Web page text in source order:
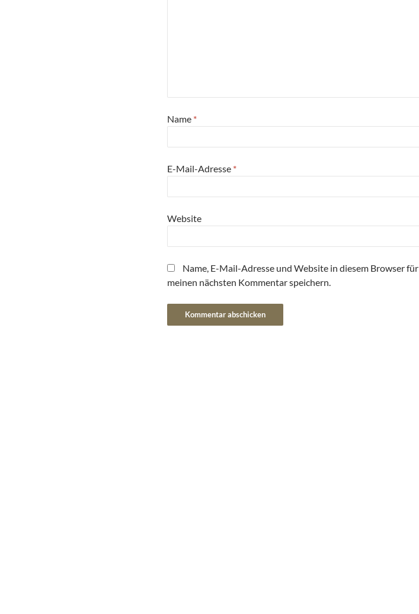
Name *
E-Mail-Adresse *
Website
Name, E-Mail-Adresse und Website in diesem Browser für
meinen nächsten Kommentar speichern.